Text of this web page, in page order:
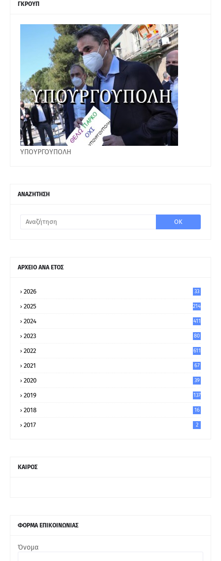
ΓΚΡΟΥΠ
ΥΠΟΥΡΓΟΥΠΟΛΗ
ΑΝΑΖΗΤΗΣΗ
ΑΡΧΕΙΟ ΑΝΑ ΕΤΟΣ
2026 33
2025 214
2024 411
2023
80
2022 611
2021
67
2020
39
2019 137
2018 16
2017 2
ΚΑΙΡΟΣ
ΦΟΡΜΑ ΕΠΙΚΟΙΝΩΝΙΑΣ
Όνομα